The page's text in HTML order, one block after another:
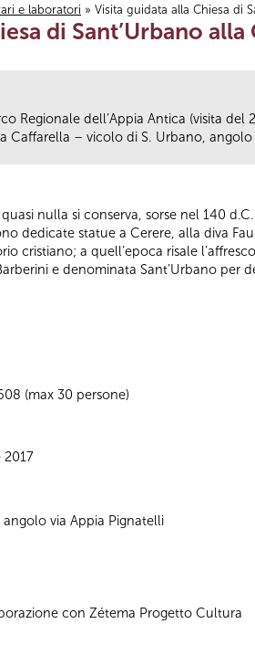
e laboratori » Visita guidata alla Chiesa di
di Sant’Urbano alla
Regionale dell’Appia Antica (visita
Caffarella – vicolo di S. Urbano,
nulla si conserva, sorse nel 140
dedicate statue a Cerere, alla diva
cristiano; a quell’epoca risale
e denominata Sant’Urbano per
(max 30 persone)
2017
via Appia Pignatelli
con Zétema Progetto Cultura